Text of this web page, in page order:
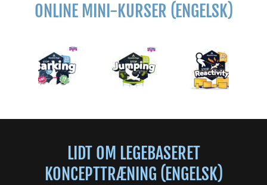
ONLINE MINI-KURSER (ENGELSK)
LIDT OM LEGEBASERET
KONCEPTTRÆNING (ENGELSK)